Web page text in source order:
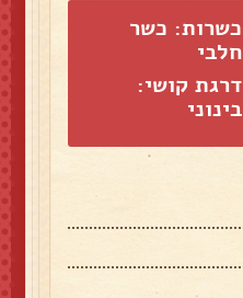
כשרות: כשר
חלבי
דרגת קושי:
בינוני